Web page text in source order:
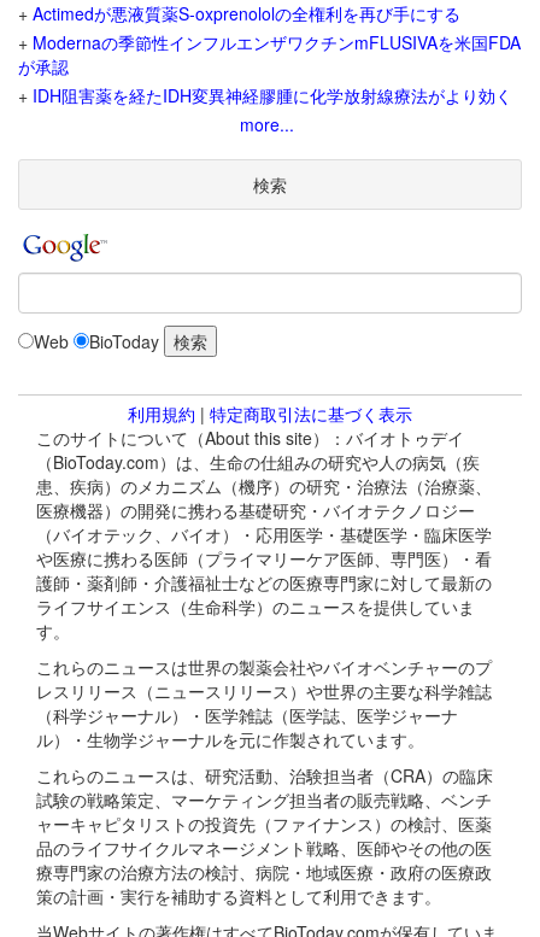
+ Actimedが悪液質薬S-oxprenololの全権利を再び手にする
+ Modernaの季節性インフルエンザワクチンmFLUSIVAを米国FDA
が承認
+ IDH阻害薬を経たIDH変異神経膠腫に化学放射線療法がより効く
more...
検索
Web BioToday
利用規約 | 特定商取引法に基づく表示
このサイトについて（About this site）：バイオトゥデイ
（BioToday.com）は、生命の仕組みの研究や人の病気（疾
患、疾病）のメカニズム（機序）の研究・治療法（治療薬、
医療機器）の開発に携わる基礎研究・バイオテクノロジー
（バイオテック、バイオ）・応用医学・基礎医学・臨床医学
や医療に携わる医師（プライマリーケア医師、専門医）・看
護師・薬剤師・介護福祉士などの医療専門家に対して最新の
ライフサイエンス（生命科学）のニュースを提供していま
す。
これらのニュースは世界の製薬会社やバイオベンチャーのプ
レスリリース（ニュースリリース）や世界の主要な科学雑誌
（科学ジャーナル）・医学雑誌（医学誌、医学ジャーナ
ル）・生物学ジャーナルを元に作製されています。
これらのニュースは、研究活動、治験担当者（CRA）の臨床
試験の戦略策定、マーケティング担当者の販売戦略、ベンチ
ャーキャピタリストの投資先（ファイナンス）の検討、医薬
品のライフサイクルマネージメント戦略、医師やその他の医
療専門家の治療方法の検討、病院・地域医療・政府の医療政
策の計画・実行を補助する資料として利用できます。